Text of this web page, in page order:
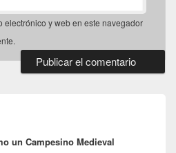
electrónico y web en este navegador
un Campesino Medieval